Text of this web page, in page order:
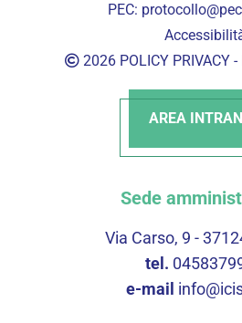
PEC:
2026 POLICY PRIVACY -
AREA
Sede
Via Carso, 9 -
tel.
e-mail